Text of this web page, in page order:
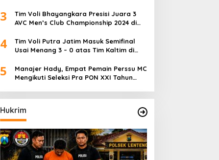
3
Tim Voli Bhayangkara Presisi Juara 3
AVC Men’s Club Championship 2024 di
4
Tim Voli Putra Jatim Masuk Semifinal
Usai Menang 3 – 0 atas Tim Kaltim di
5
Manajer Hady, Empat Pemain Perssu MC
Mengikuti Seleksi Pra PON XXI Tahun
Hukrim